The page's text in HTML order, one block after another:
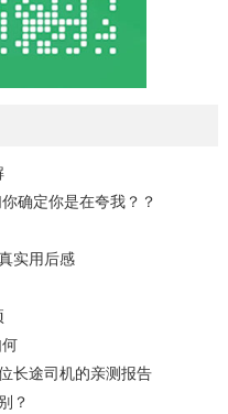
确定你是在夸我？？
实用后感
长途司机的亲测报告
？